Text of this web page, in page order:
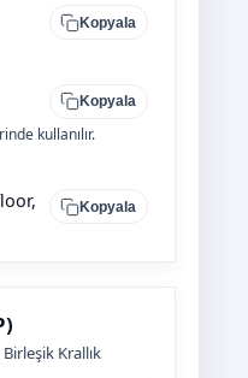
Kopyala
Kopyala
kullanılır.
Kopyala
Krallık